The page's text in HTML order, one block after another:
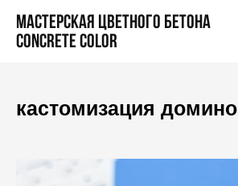
Мастерская цветного бетона
Concrete Color
кастомизация домино